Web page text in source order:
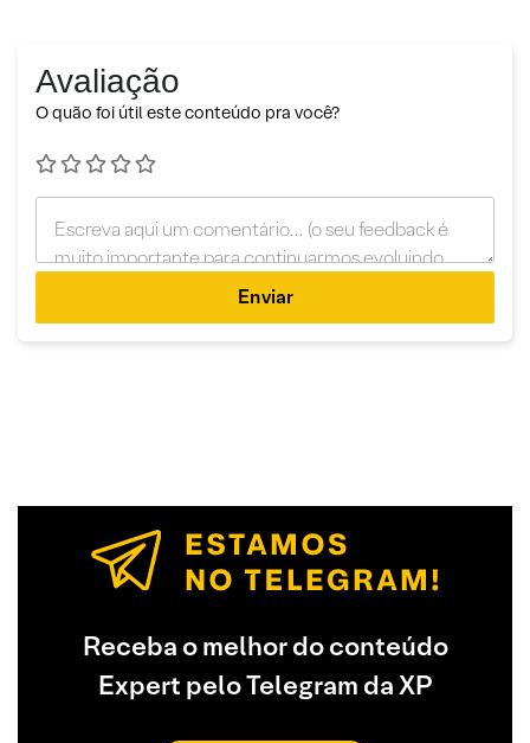
Avaliação
O quão foi útil este conteúdo pra você?
Enviar
Receba o melhor do conteúdo
Expert pelo Telegram da XP